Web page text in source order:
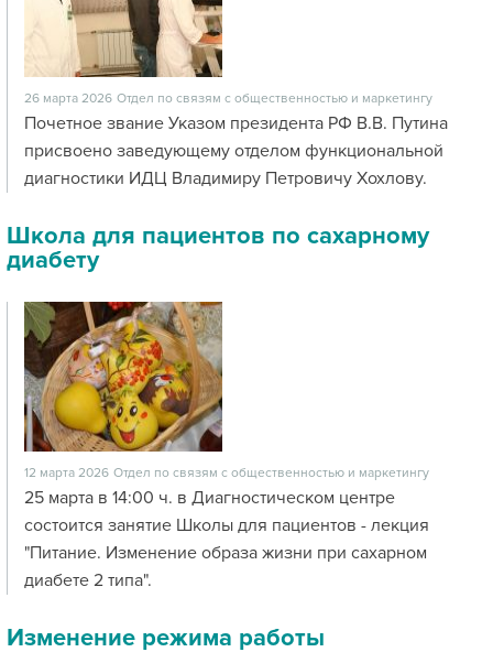
26 марта 2026 Отдел по связям с общественностью и маркетингу
Почетное звание Указом президента РФ В.В. Путина
присвоено заведующему отделом функциональной
диагностики ИДЦ Владимиру Петровичу Хохлову.
Школа для пациентов по сахарному
диабету
12 марта 2026 Отдел по связям с общественностью и маркетингу
25 марта в 14:00 ч. в Диагностическом центре
состоится занятие Школы для пациентов - лекция
"Питание. Изменение образа жизни при сахарном
диабете 2 типа".
Изменение режима работы